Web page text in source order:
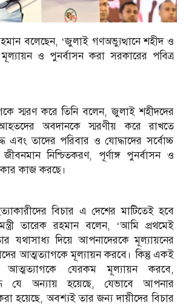
রহমান বলেছেন, ‘জুলাই গণঅভ্যুত্থানে শহীদ ও
ও পুনর্বাসন করা সরকারের পবিত্র
স্মরণ করে তিনি বলেন, জুলাই শহীদদের
অবদানকে স্মরণীয় করে রাখতে
এবং তাদের পরিবার ও যোদ্ধাদের সর্বোচ্চ
নিশ্চিতকরণ, পূর্ণাঙ্গ পুনর্বাসন ও
কাজ করছে।
বিচার এ দেশের মাটিতেই হবে
তারেক রহমান বলেন, ‘আমি প্রথমেই
যথাসাধ্য দিয়ে আপনাদেরকে মূল্যায়নের
আত্মত্যাগকে মূল্যায়ন করবে। কিন্তু একই
আত্মত্যাগকে যেরকম মূল্যায়ন করবে,
যে অন্যায় হয়েছে, যেভাবে আপনার
হয়েছে, অবশ্যই তার জন্য দায়ীদের বিচার